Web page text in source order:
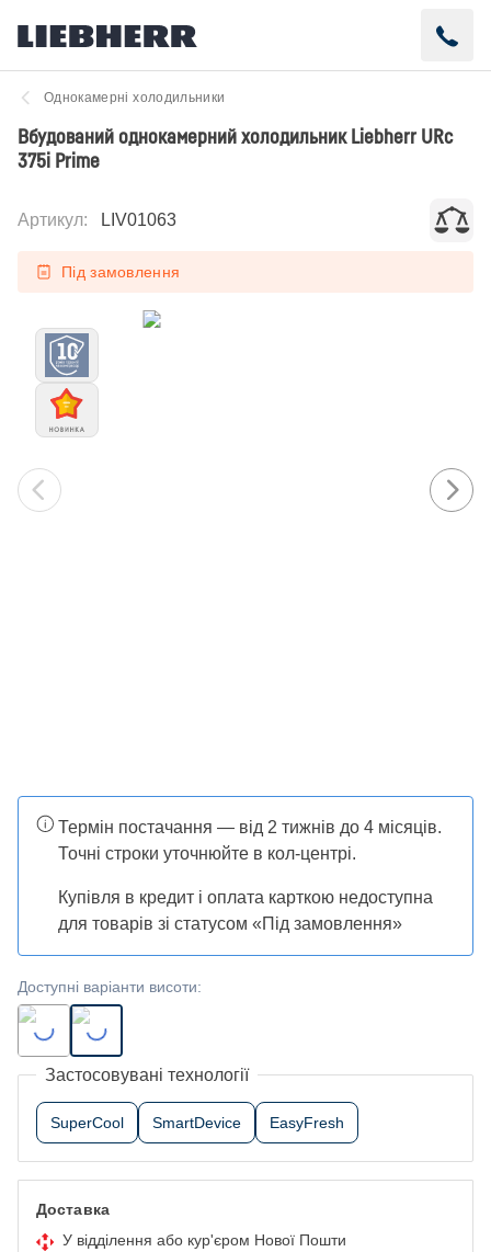
Однокамерні холодильники
Вбудований однокамерний холодильник Liebherr URc
375i Prime
Артикул: LIV01063
Під замовлення
Термін постачання — від 2 тижнів до 4 місяців.
Точні строки уточнюйте в кол-центрі.
Купівля в кредит і оплата карткою недоступна
для товарів зі статусом «Під замовлення»
Доступні варіанти висоти:
Застосовувані технології
SuperCool SmartDevice EasyFresh
Доставка
У відділення або кур'єром Нової Пошти